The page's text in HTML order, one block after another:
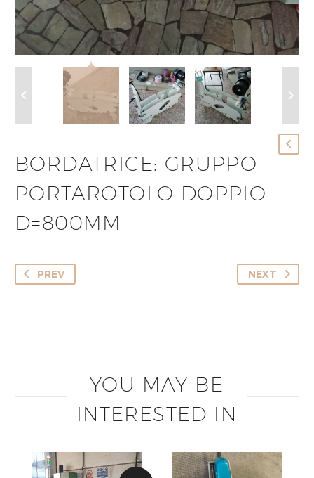
BORDATRICE: GRUPPO
PORTAROTOLO DOPPIO
D=800MM
PREV NEXT
YOU MAY BE
INTERESTED IN